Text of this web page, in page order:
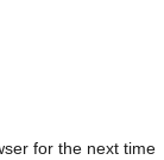
for the next time